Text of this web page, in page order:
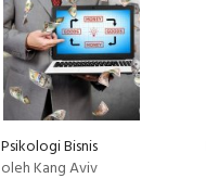
Psikologi Bisnis
oleh Kang Aviv